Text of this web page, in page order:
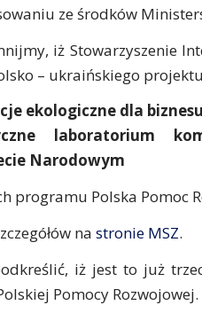
ze środków
iż Stowarzyszenie
– ukraińskiego
ekologiczne dla
laboratorium
Narodowym
programu Polska Pomoc
na stronie MSZ.
iż jest to już
Pomocy Rozwojowej.